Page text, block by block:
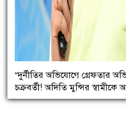
“দুর্নীতির অভিযোগে গ্রেফতার
চক্রবর্তী! অদিতি মুন্সির স্বামীকে